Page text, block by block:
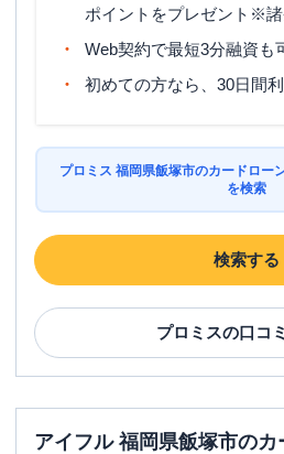
ポイントをプレゼント※諸
Web契約で最短3分融資も
初めての方なら、30日間
プロミス 福岡県飯塚市のカードロー
を検索
検索する
プロミスの口コ
アイフル 福岡県飯塚市の